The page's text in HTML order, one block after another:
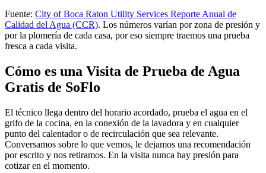
Fuente: City of Boca Raton Utility Services Reporte Anual de
Calidad del Agua (CCR). Los números varían por zona de presión y
por la plomería de cada casa, por eso siempre traemos una prueba
fresca a cada visita.
Cómo es una Visita de Prueba de Agua
Gratis de SoFlo
El técnico llega dentro del horario acordado, prueba el agua en el
grifo de la cocina, en la conexión de la lavadora y en cualquier
punto del calentador o de recirculación que sea relevante.
Conversamos sobre lo que vemos, le dejamos una recomendación
por escrito y nos retiramos. En la visita nunca hay presión para
cotizar en el momento.